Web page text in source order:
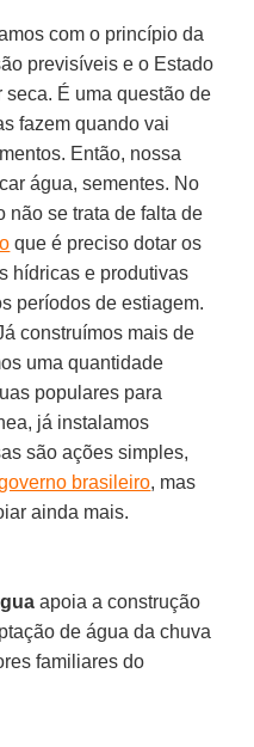
com o princípio da
previsíveis e o Estado
É uma questão de
fazem quando vai
Então, nossa
água, sementes. No
não se trata de falta de
que é preciso dotar os
hídricas e produtivas
períodos de estiagem.
construímos mais de
uma quantidade
populares para
já instalamos
são ações simples,
brasileiro, mas
ainda mais.
apoia a construção
de água da chuva
familiares do